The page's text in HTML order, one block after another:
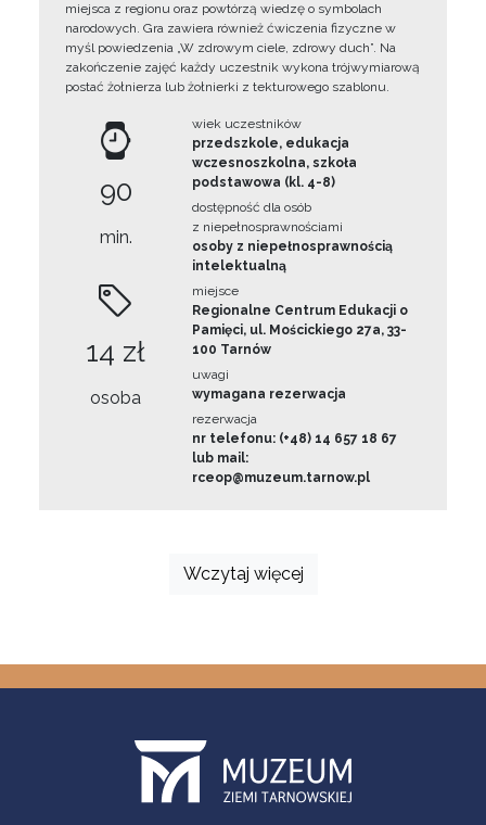
miejsca z regionu oraz powtórzą wiedzę o symbolach
narodowych. Gra zawiera również ćwiczenia fizyczne w
myśl powiedzenia „W zdrowym ciele, zdrowy duch”. Na
zakończenie zajęć każdy uczestnik wykona trójwymiarową
postać żołnierza lub żołnierki z tekturowego szablonu.
90
min.
14 zł
osoba
wiek uczestników
przedszkole, edukacja
wczesnoszkolna, szkoła
podstawowa (kl. 4-8)
dostępność dla osób
z niepełnosprawnościami
osoby z niepełnosprawnością
intelektualną
miejsce
Regionalne Centrum Edukacji o
Pamięci, ul. Mościckiego 27a, 33-
100 Tarnów
uwagi
wymagana rezerwacja
rezerwacja
nr telefonu: (+48) 14 657 18 67
lub mail:
rceop@muzeum.tarnow.pl
Wczytaj więcej